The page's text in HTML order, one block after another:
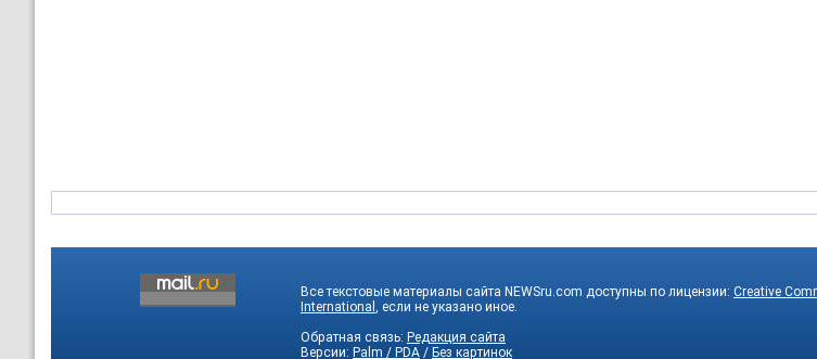
Все текстовые материалы сайта NEWSru.com доступны по лицензии: Creative
International
, если не указано иное.
Обратная связь: Редакция сайта
Версии: Palm / PDA / Без картинок